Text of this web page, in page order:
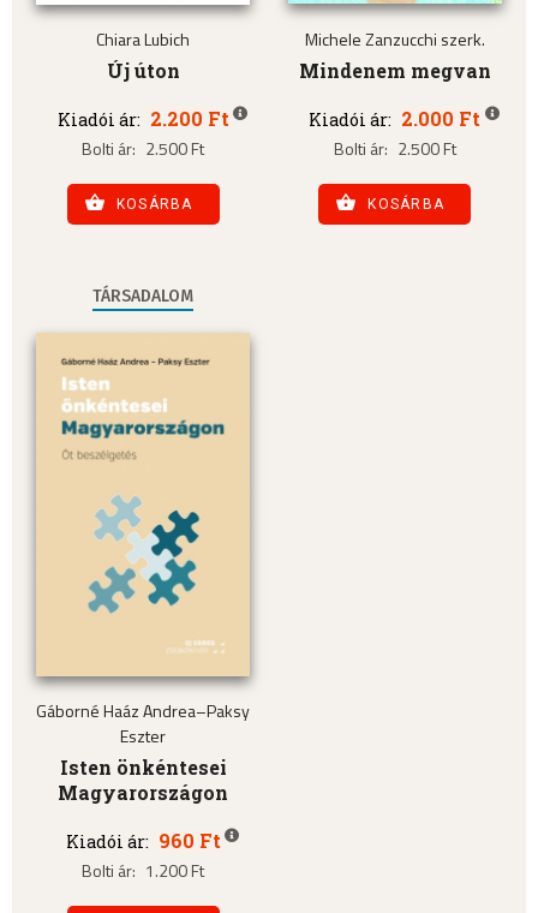
Chiara Lubich
Új úton
Kiadói ár: 2.200 Ft
Bolti ár: 2.500 Ft
KOSÁRBA
Michele Zanzucchi szerk.
Mindenem megvan
Kiadói ár: 2.000 Ft
Bolti ár: 2.500 Ft
KOSÁRBA
TÁRSADALOM
Gáborné Haáz Andrea–Paksy
Eszter
Isten önkéntesei
Magyarországon
Kiadói ár: 960 Ft
Bolti ár: 1.200 Ft